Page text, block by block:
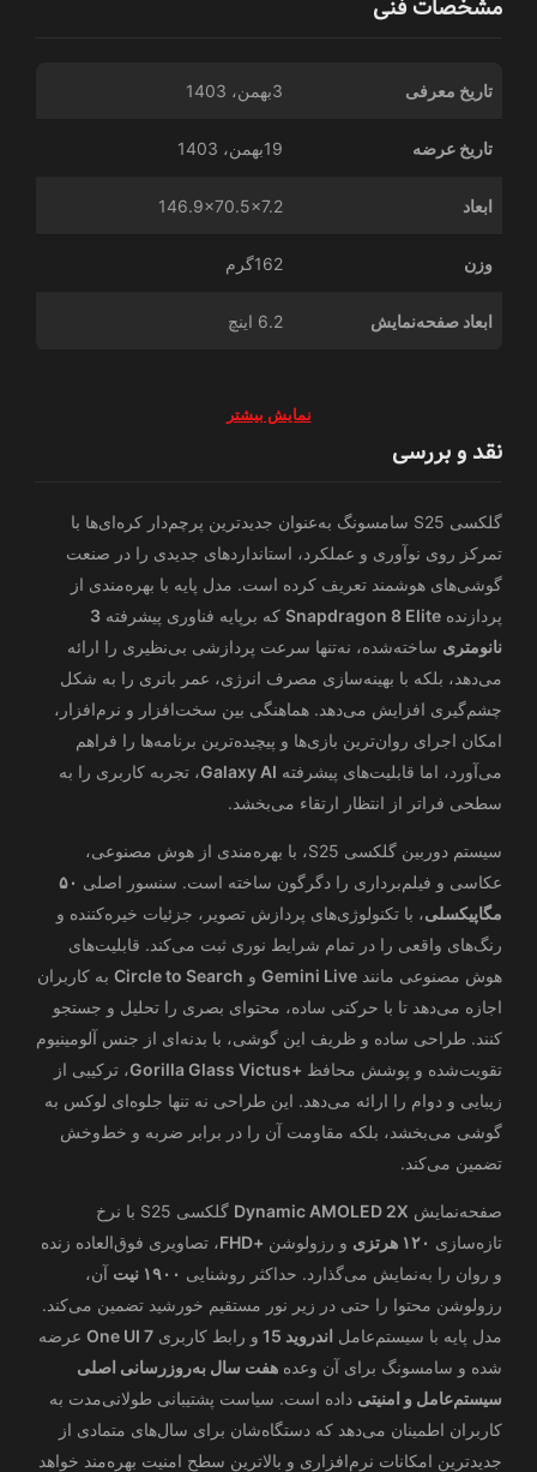
مشخصات فنی
تاریخ معرفی 3بهمن، 1403
تاریخ عرضه 19بهمن، 1403
ابعاد 146.9x70.5x7.2
وزن 162گرم
ابعاد صفحه‌نمایش 6.2 اینچ
نمایش بیشتر
نقد و بررسی
گلکسی S25 سامسونگ به‌عنوان جدیدترین پرچم‌دار کره‌ای‌ها با
تمرکز روی نوآوری و عملکرد، استانداردهای جدیدی را در صنعت
گوشی‌های هوشمند تعریف کرده است. مدل پایه با بهره‌مندی از
پردازنده Snapdragon 8 Elite که برپایه فناوری پیشرفته 3
نانومتری ساخته‌شده، نه‌تنها سرعت پردازشی بی‌نظیری را ارائه
می‌دهد، بلکه با بهینه‌سازی مصرف انرژی، عمر باتری را به شکل
چشم‌گیری افزایش می‌دهد. هماهنگی بین سخت‌افزار و نرم‌افزار،
امکان اجرای روان‌ترین بازی‌ها و پیچیده‌ترین برنامه‌ها را فراهم
می‌آورد، اما قابلیت‌های پیشرفته Galaxy AI، تجربه کاربری را به
سطحی فراتر از انتظار ارتقاء می‌بخشد.
سیستم دوربین گلکسی S25، با بهره‌مندی از هوش مصنوعی،
عکاسی و فیلم‌برداری را دگرگون ساخته است. سنسور اصلی ۵۰
مگاپیکسلی، با تکنولوژی‌های پردازش تصویر، جزئیات خیره‌کننده و
رنگ‌های واقعی را در تمام شرایط نوری ثبت می‌کند. قابلیت‌های
هوش مصنوعی مانند Gemini Live و Circle to Search به کاربران
اجازه می‌دهد تا با حرکتی ساده، محتوای بصری را تحلیل و جستجو
کنند. طراحی ساده و ظریف این گوشی، با بدنه‌ای از جنس آلومینیوم
تقویت‌شده و پوشش محافظ +Gorilla Glass Victus
، ترکیبی از
زیبایی و دوام را ارائه می‌دهد. این طراحی نه تنها جلوه‌ای لوکس به
گوشی می‌بخشد، بلکه مقاومت آن را در برابر ضربه و خط‌وخش
تضمین می‌کند.
صفحه‌نمایش Dynamic AMOLED 2X
گلکسی S25 با نرخ
تازه‌سازی ۱۲۰ هرتزی و رزولوشن +FHD
، تصاویری فوق‌العاده زنده
و روان را به‌نمایش می‌گذارد. حداکثر روشنایی ۱۹۰۰ نیت
آن،
رزولوشن محتوا را حتی در زیر نور مستقیم خورشید تضمین می‌کند.
مدل پایه با سیستم‌عامل اندروید 15 و رابط کاربری One UI 7 عرضه
شده و سامسونگ برای آن وعده هفت سال به‌روزرسانی اصلی
سیستم‌عامل و امنیتی داده است. سیاست پشتیبانی طولانی‌مدت به
کاربران اطمینان می‌دهد که دستگاه‌شان برای سال‌های متمادی از
جدیدترین امکانات نرم‌افزاری و بالاترین سطح امنیت بهره‌مند خواهد